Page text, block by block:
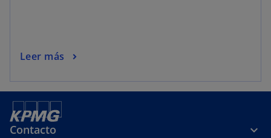
Leer más
Contacto